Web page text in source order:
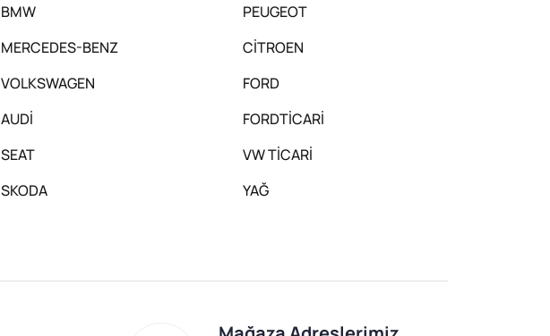
BMW
MERCEDES-BENZ
VOLKSWAGEN
AUDİ
SEAT
SKODA
PEUGEOT
CİTROEN
FORD
FORDTİCARİ
VW TİCARİ
YAĞ